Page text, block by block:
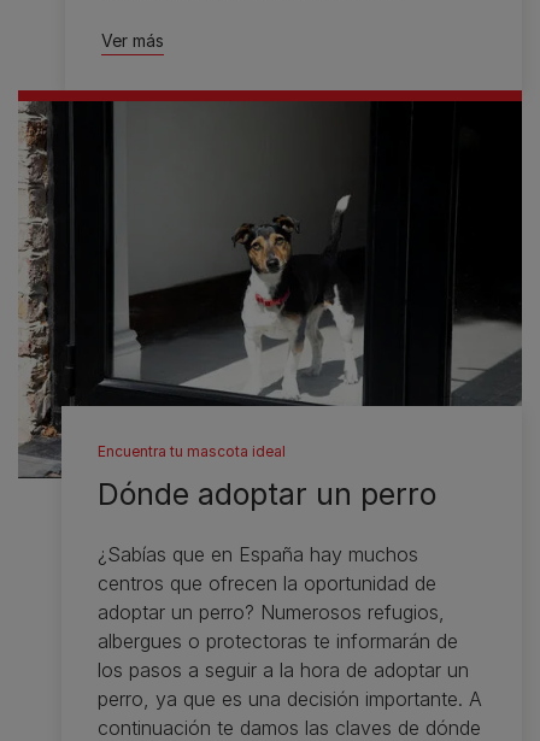
Ver más
Encuentra tu mascota ideal
Dónde adoptar un perro
¿Sabías que en España hay muchos
centros que ofrecen la oportunidad de
adoptar un perro? Numerosos refugios,
albergues o protectoras te informarán de
los pasos a seguir a la hora de adoptar un
perro, ya que es una decisión importante. A
continuación te damos las claves de dónde